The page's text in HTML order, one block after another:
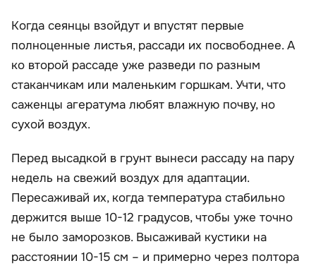
Когда сеянцы взойдут и впустят первые
полноценные листья, рассади их посвободнее. А
ко второй рассаде уже разведи по разным
стаканчикам или маленьким горшкам. Учти, что
саженцы агератума любят влажную почву, но
сухой воздух.
Перед высадкой в грунт вынеси рассаду на пару
недель на свежий воздух для адаптации.
Пересаживай их, когда температура стабильно
держится выше 10-12 градусов, чтобы уже точно
не было заморозков. Высаживай кустики на
расстоянии 10-15 см – и примерно через полтора